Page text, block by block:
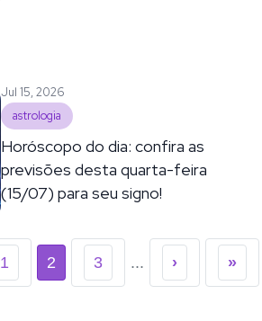
Jul 15, 2026
astrologia
Horóscopo do dia: confira as
previsões desta quarta-feira
(15/07) para seu signo!
1 2 3 ... › »